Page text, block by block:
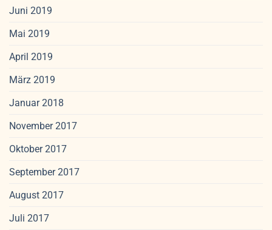
Juni 2019
Mai 2019
April 2019
März 2019
Januar 2018
November 2017
Oktober 2017
September 2017
August 2017
Juli 2017